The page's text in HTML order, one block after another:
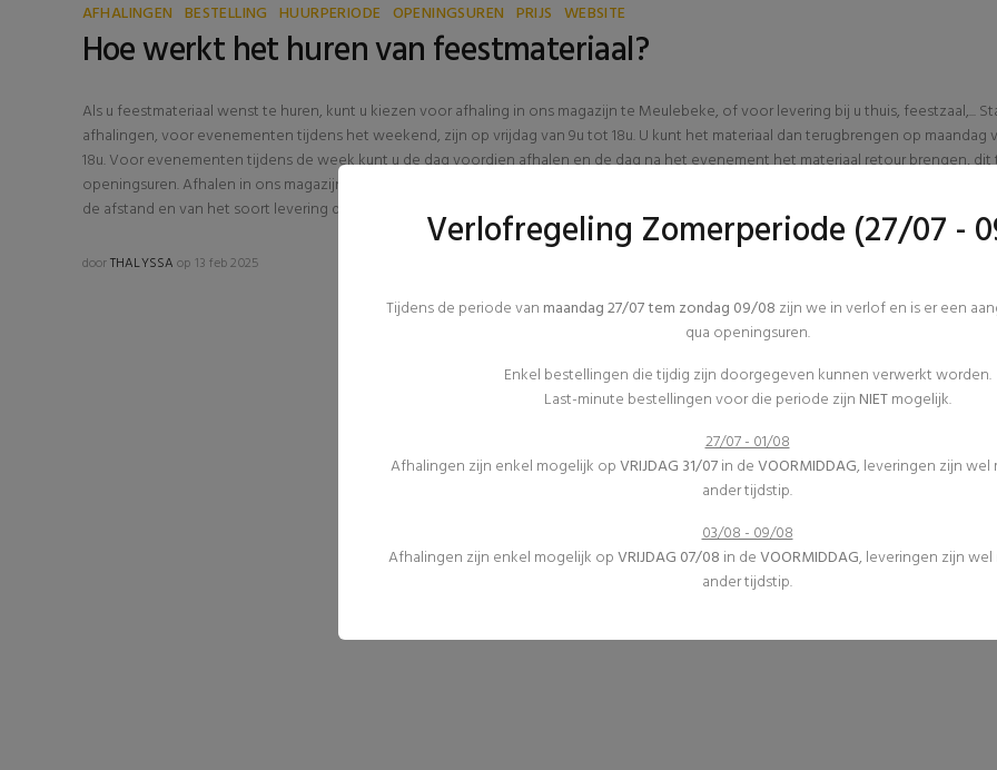
AFHALINGEN BESTELLING HUURPERIODE OPENINGSUREN PRIJS WEBSITE
Hoe werkt het huren van feestmateriaal?
Als u feestmateriaal wenst te huren, kunt u kiezen voor afhaling in ons magazijn te Meulebeke, of voor levering bij u thuis, feestzaal,...
afhalingen, voor evenementen tijdens het weekend, zijn op vrijdag van 9u tot 18u. U kunt het materiaal dan terugbrengen op maandag
18u. Voor evenementen tijdens de week kunt u de dag voordien afhalen en de dag na het evenement het materiaal retour brengen, dit
openingsuren. Afhalen in ons magazijn is gratis. U kunt er ook voor kiezen om het materiaal te laten leveren. De transportkost is
de afstand en van het soort levering dat u kiest. Meer info over onze leveringen en transportprijzen
doorTHALYSSA op 13 feb 2025
Verlofregeling Zomerperiode (27/07 -
Tijdens de periode van maandag 27/07 tem zondag 09/08 zijn we in verlof en is er een
qua openingsuren.
Enkel bestellingen die tijdig zijn doorgegeven kunnen verwerkt worden.
Last-minute bestellingen voor die periode zijn NIETmogelijk.
27/07 - 01/08
Afhalingen zijn enkel mogelijk opVRIJDAG 31/07in deVOORMIDDAG, leveringen zijn
ander tijdstip.
03/08 - 09/08
Afhalingen zijn enkel mogelijk opVRIJDAG 07/08 in deVOORMIDDAG, leveringen zijn
ander tijdstip.